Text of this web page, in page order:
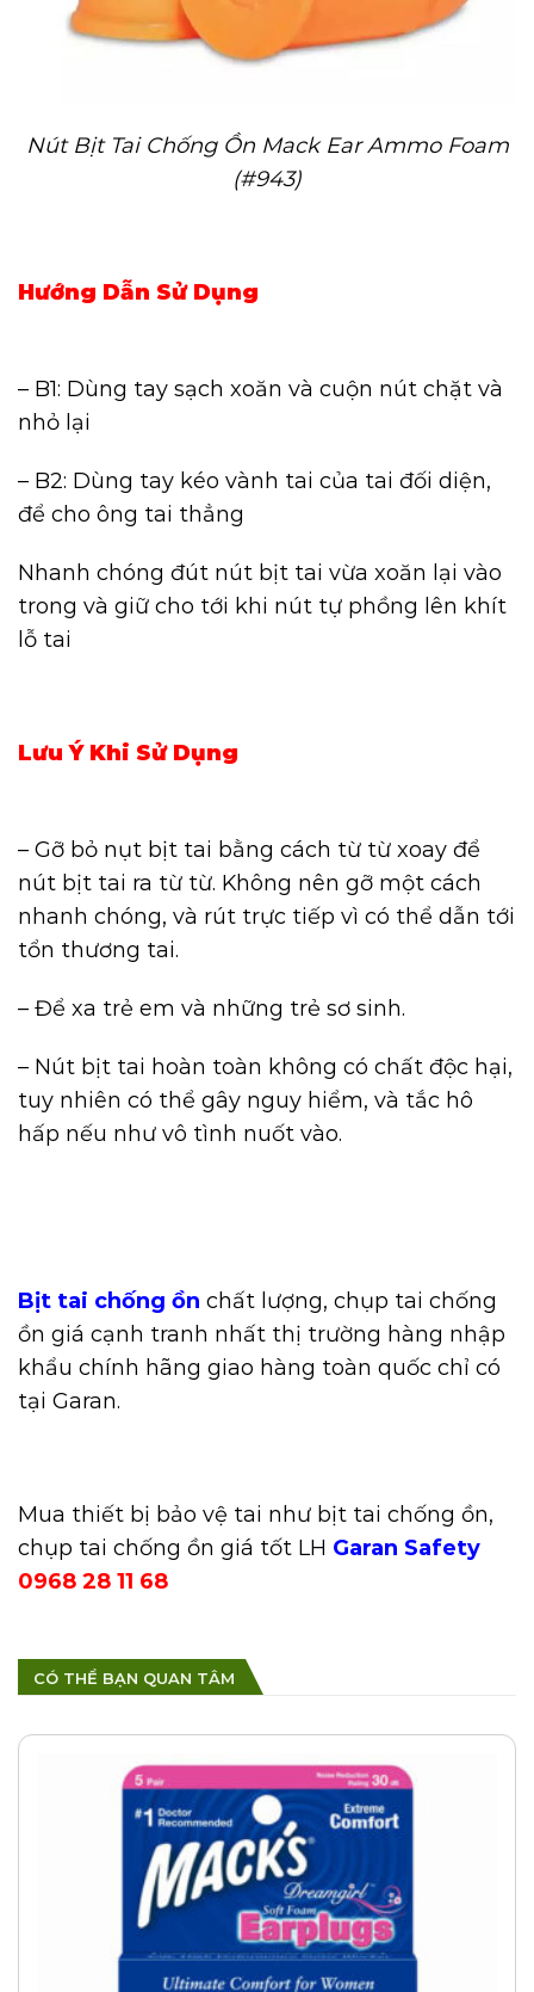
Nút Bịt Tai Chống Ồn Mack Ear Ammo Foam
(#943)
Hướng Dẫn Sử Dụng
– B1: Dùng tay sạch xoăn và cuộn nút chặt và
nhỏ lại
– B2: Dùng tay kéo vành tai của tai đối diện,
để cho ông tai thẳng
Nhanh chóng đút nút bịt tai vừa xoăn lại vào
trong và giữ cho tới khi nút tự phồng lên khít
lỗ tai
Lưu Ý Khi Sử Dụng
– Gỡ bỏ nụt bịt tai bằng cách từ từ xoay để
nút bịt tai ra từ từ. Không nên gỡ một cách
nhanh chóng, và rút trực tiếp vì có thể dẫn tới
tổn thương tai.
– Để xa trẻ em và những trẻ sơ sinh.
– Nút bịt tai hoàn toàn không có chất độc hại,
tuy nhiên có thể gây nguy hiểm, và tắc hô
hấp nếu như vô tình nuốt vào.
Bịt tai chống ồn chất lượng, chụp tai chống
ồn giá cạnh tranh nhất thị trường hàng nhập
khẩu chính hãng giao hàng toàn quốc chỉ có
tại Garan.
Mua thiết bị bảo vệ tai như bịt tai chống ồn,
chụp tai chống ồn giá tốt LH Garan Safety
0968 28 11 68
CÓ THỂ BẠN QUAN TÂM